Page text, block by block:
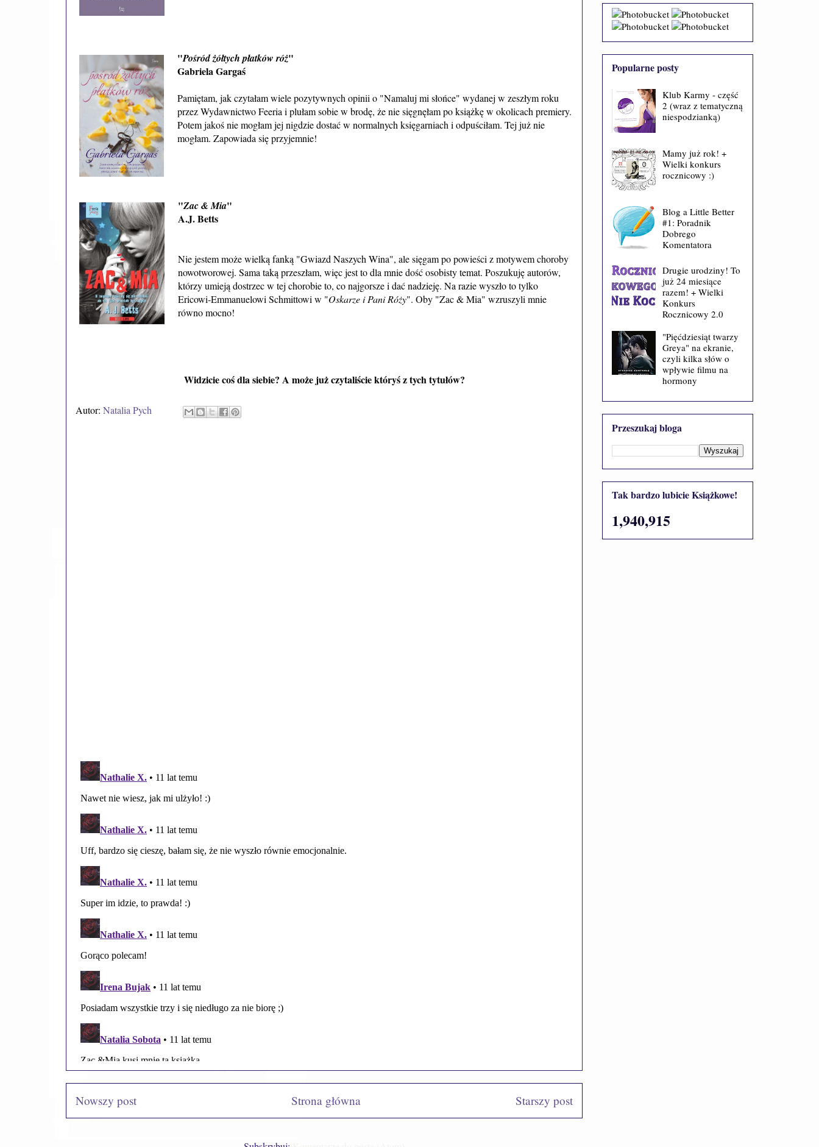
"Pośród żółtych płatków róż"
Gabriela Gargaś
Pamiętam, jak czytałam wiele pozytywnych opinii o "Namaluj mi słońce" wydanej w zeszłym roku
przez Wydawnictwo Feeria i plułam sobie w brodę, że nie sięgnęłam po książkę w okolicach premiery.
Potem jakoś nie mogłam jej nigdzie dostać w normalnych księgarniach i odpuściłam. Tej już nie
mogłam. Zapowiada się przyjemnie!
"Zac & Mia"
A.J. Betts
Nie jestem może wielką fanką "Gwiazd Naszych Wina", ale sięgam po powieści z motywem choroby
nowotworowej. Sama taką przeszłam, więc jest to dla mnie dość osobisty temat. Poszukuję autorów,
którzy umieją dostrzec w tej chorobie to, co najgorsze i dać nadzieję. Na razie wyszło to tylko
Ericowi-Emmanuelowi Schmittowi w "Oskarze i Pani Róży". Oby "Zac & Mia" wzruszyli mnie
równo mocno!
Widzicie coś dla siebie? A może już czytaliście któryś z tych tytułów?
Autor: Natalia Pych
Nowszy post Starszy post
Strona główna
Popularne posty
Klub Karmy - część
2 (wraz z tematyczną
niespodzianką)
Mamy już rok! +
Wielki konkurs
rocznicowy :)
Blog a Little Better
#1: Poradnik
Dobrego
Komentatora
Drugie urodziny! To
już 24 miesiące
razem! + Wielki
Konkurs
Rocznicowy 2.0
"Pięćdziesiąt twarzy
Greya" na ekranie,
czyli kilka słów o
wpływie filmu na
hormony
Przeszukaj bloga
Tak bardzo lubicie Książkowe!
1,940,915